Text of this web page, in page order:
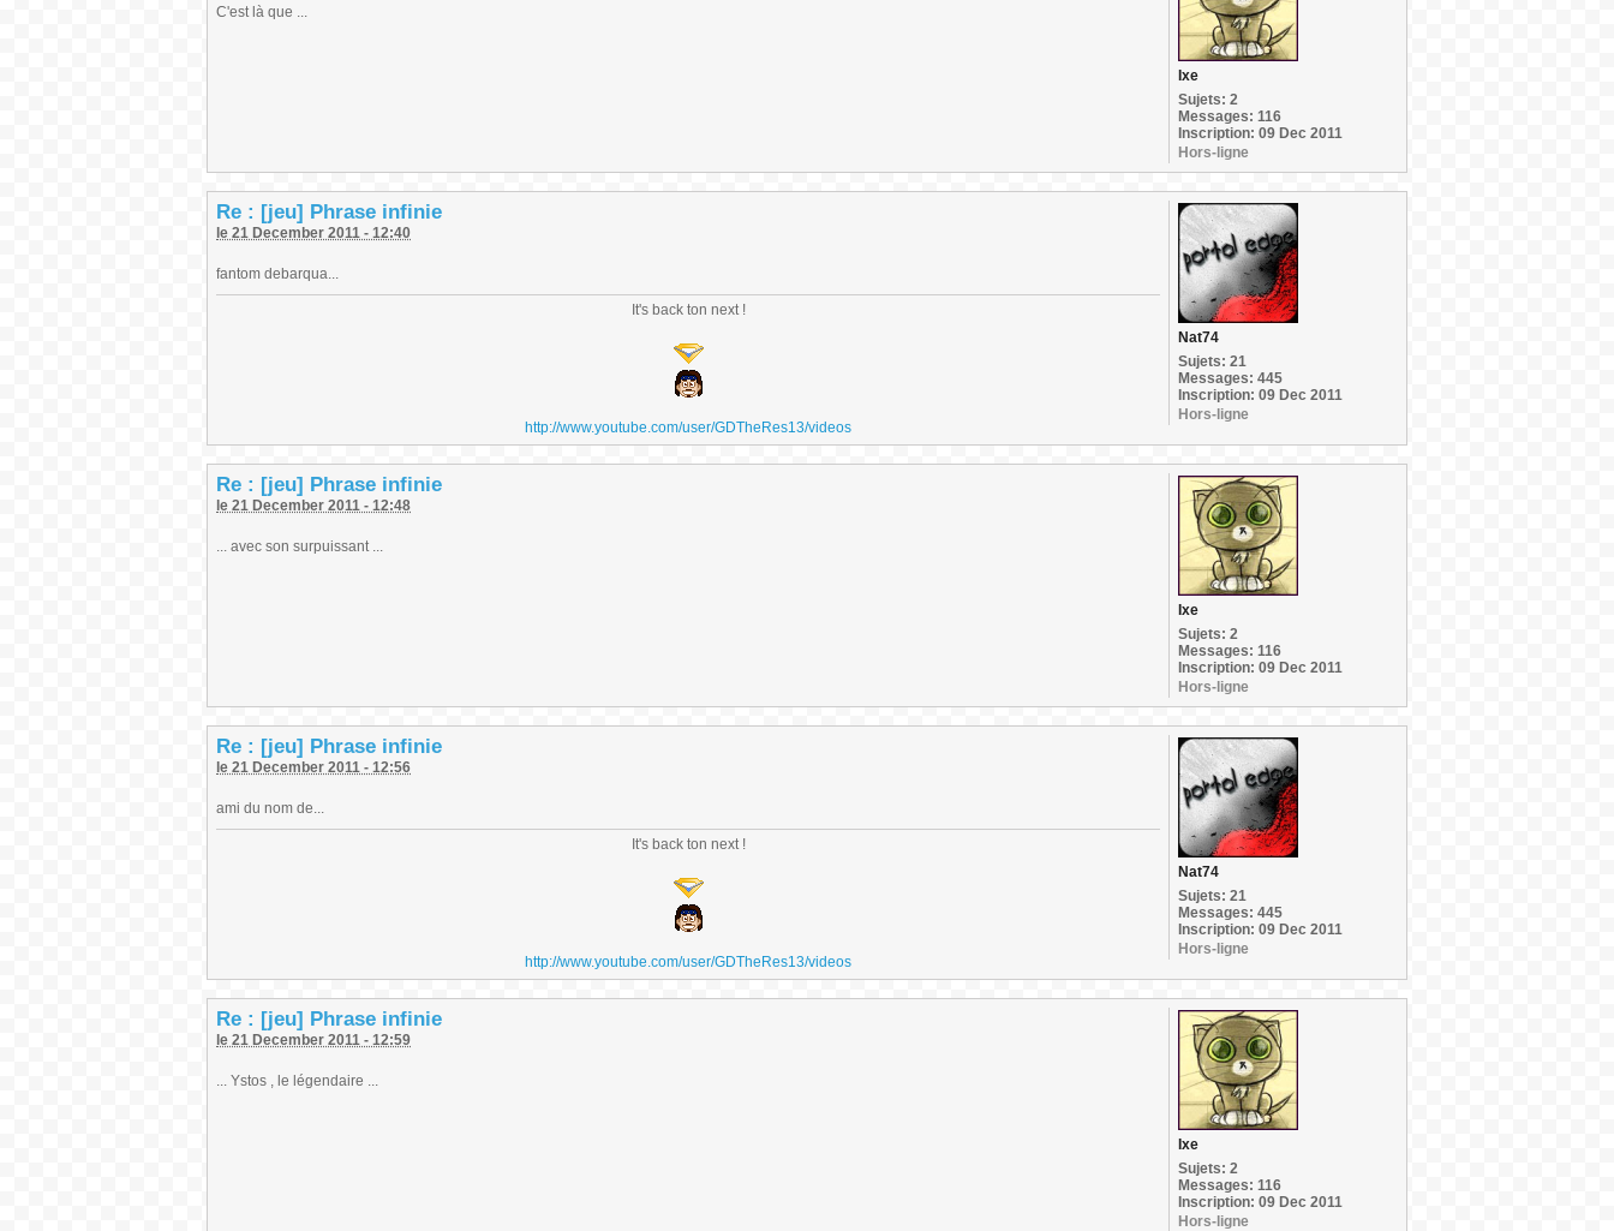
C'est là que ...
Ixe
Sujets: 2
Messages: 116
Inscription: 09 Dec 2011
Hors-ligne
Re : [jeu] Phrase infinie
le 21 December 2011 - 12:40
fantom debarqua...
It's back ton next !
http://www.youtube.com/user/GDTheRes13/videos
Nat74
Sujets: 21
Messages: 445
Inscription: 09 Dec 2011
Hors-ligne
Re : [jeu] Phrase infinie
le 21 December 2011 - 12:48
... avec son surpuissant ...
Ixe
Sujets: 2
Messages: 116
Inscription: 09 Dec 2011
Hors-ligne
Re : [jeu] Phrase infinie
le 21 December 2011 - 12:56
ami du nom de...
It's back ton next !
http://www.youtube.com/user/GDTheRes13/videos
Nat74
Sujets: 21
Messages: 445
Inscription: 09 Dec 2011
Hors-ligne
Re : [jeu] Phrase infinie
le 21 December 2011 - 12:59
... Ystos , le légendaire ...
Ixe
Sujets: 2
Messages: 116
Inscription: 09 Dec 2011
Hors-ligne